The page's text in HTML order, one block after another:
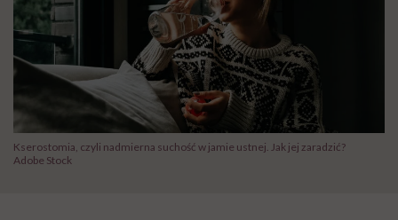
Kserostomia, czyli nadmierna suchość w jamie ustnej. Jak jej zaradzić?
Adobe Stock